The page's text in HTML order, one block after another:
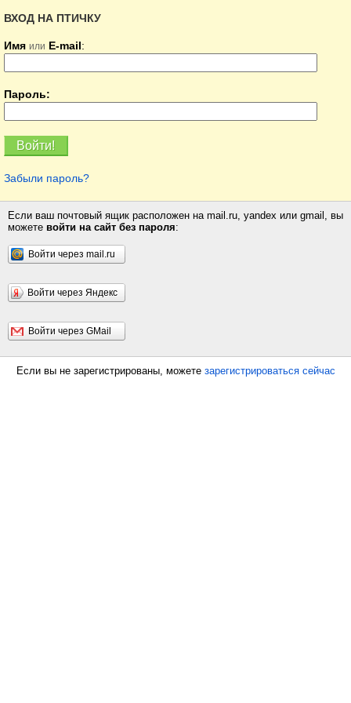
ВХОД НА ПТИЧКУ
Имя или E-mail:
Пароль:
Забыли пароль?
Если ваш почтовый ящик расположен на mail.ru, yandex или gmail, вы
можете войти на сайт без пароля:
Войти через mail.ru
Войти через Яндекс
Войти через GMail
Если вы не зарегистрированы, можете зарегистрироваться сейчас